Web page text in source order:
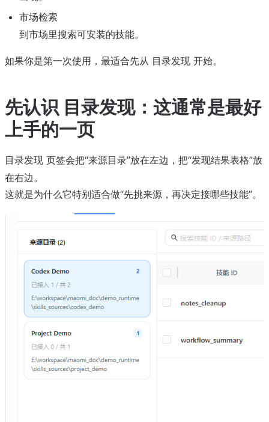
市场检索
到市场里搜索可安装的技能。
如果你是第一次使用，最适合先从 目录发现 开始。
先认识 目录发现：这通常是最好
上手的一页
目录发现 页签会把“来源目录”放在左边，把“发现结果表格”放
在右边。
这就是为什么它特别适合做“先挑来源，再决定接哪些技能”。